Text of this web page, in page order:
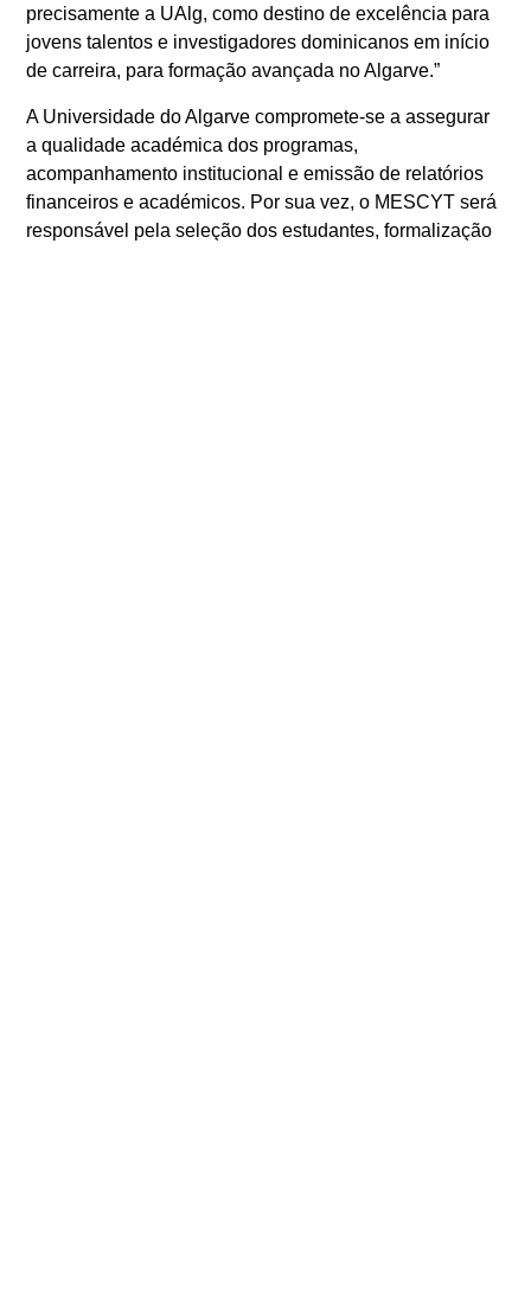
precisamente a UAlg, como destino de excelência para
jovens talentos e investigadores dominicanos em início
de carreira, para formação avançada no Algarve.”
A Universidade do Algarve compromete-se a assegurar
a qualidade académica dos programas,
acompanhamento institucional e emissão de relatórios
financeiros e académicos. Por sua vez, o MESCYT será
responsável pela seleção dos estudantes, formalização